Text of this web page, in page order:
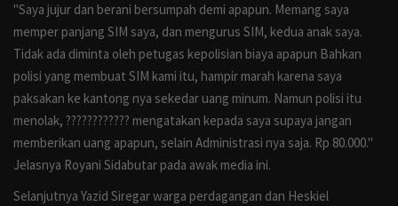
Iklan
Galeri
Banner
"Saya jujur dan berani bersumpah demi apapun. Memang saya
memper panjang SIM saya, dan mengurus SIM, kedua anak saya.
Tidak ada diminta oleh petugas kepolisian biaya apapun Bahkan
polisi yang membuat SIM kami itu, hampir marah karena saya
paksakan ke kantong nya sekedar uang minum. Namun polisi itu
menolak, ???????????? mengatakan kepada saya supaya jangan
memberikan uang apapun, selain Administrasi nya saja. Rp 80.000."
Jelasnya Royani Sidabutar pada awak media ini.
Selanjutnya Yazid Siregar warga perdagangan dan Heskiel